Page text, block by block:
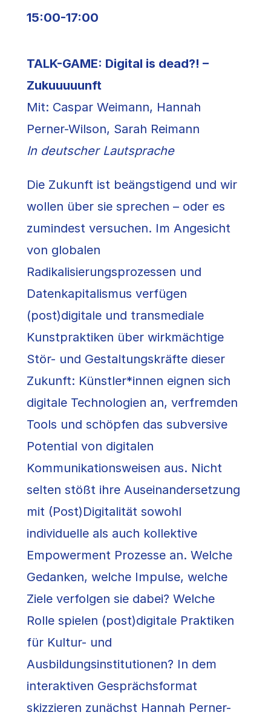
15:00-17:00
TALK-GAME: Digital is dead?! –
Zukuuuuunft
Mit: Caspar Weimann, Hannah
Perner-Wilson, Sarah Reimann
In deutscher Lautsprache
Die Zukunft ist beängstigend und wir
wollen über sie sprechen – oder es
zumindest versuchen. Im Angesicht
von globalen
Radikalisierungsprozessen und
Datenkapitalismus verfügen
(post)digitale und transmediale
Kunstpraktiken über wirkmächtige
Stör- und Gestaltungskräfte dieser
Zukunft: Künstler*innen eignen sich
digitale Technologien an, verfremden
Tools und schöpfen das subversive
Potential von digitalen
Kommunikationsweisen aus. Nicht
selten stößt ihre Auseinandersetzung
mit (Post)Digitalität sowohl
individuelle als auch kollektive
Empowerment Prozesse an. Welche
Gedanken, welche Impulse, welche
Ziele verfolgen sie dabei? Welche
Rolle spielen (post)digitale Praktiken
für Kultur- und
Ausbildungsinstitutionen? In dem
interaktiven Gesprächsformat
skizzieren zunächst Hannah Perner-